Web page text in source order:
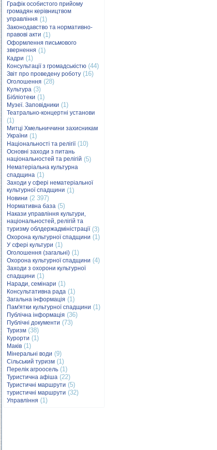
Графік особистого прийому
громадян керівництвом
управління (1)
Законодавство та нормативно-
правові акти (1)
Оформлення письмового
звернення (1)
Кадри (1)
Консультації з громадськістю (44)
Звіт про проведену роботу (16)
Оголошення (28)
Культура (3)
Бібліотеки (1)
Музеї. Заповідники (1)
Театрально-концертні установи
(1)
Митці Хмельниччини захисникам
України (1)
Національності та релігії(10)
Основні заходи з питань
національностей та релігій (5)
Нематеріальна культурна
спадщина (1)
Заходи у сфері нематеріальної
культурної спадщини (1)
Новини (2 397)
Нормативна база (5)
Накази управління культури,
національностей, релігій та
туризму облдержадміністрації(3)
Охорона культурної спадщини (1)
У сфері культури (1)
Оголошення (загальні) (1)
Охорона культурної спадщини (4)
Заходи з охорони культурної
спадщини (1)
Наради, семінари (1)
Консультативна рада (1)
Загальна інформація (1)
Пам'ятки культурної спадщини (1)
Публічна інформація (36)
Публічні документи (73)
Туризм (38)
Курорти (1)
Маків (1)
Мінеральні води (9)
Сільський туризм (1)
Перелік агроосель (1)
Туристична афіша (22)
Туристичні маршрути (5)
туристичні маршрути (32)
Управління (1)